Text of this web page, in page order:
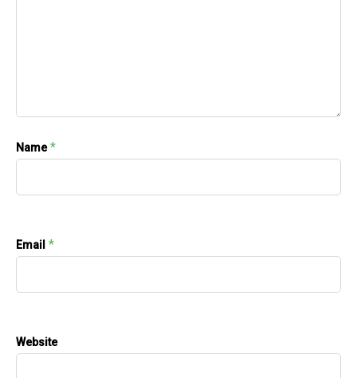
Name *
Email *
Website